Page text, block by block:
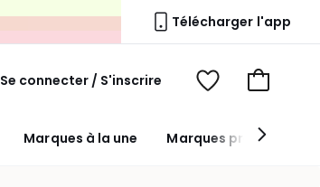
Télécharger l'app
Marques à la une Marques premium
Se connecter / S'inscrire
Mon
Voir
Voir
panier